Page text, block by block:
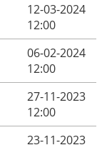
12-03-2024
12:00
06-02-2024
12:00
27-11-2023
12:00
23-11-2023